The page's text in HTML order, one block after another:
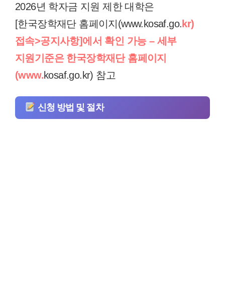
2026년 학자금 지원 제한 대학은
[한국장학재단 홈페이지(www.kosaf.go. kr)
접속>공지사항]에서 확인 가능 – 세부
지원기준은 한국장학재단 홈페이지
(www.kosaf.go.kr) 참고
신청 방법 및 절차